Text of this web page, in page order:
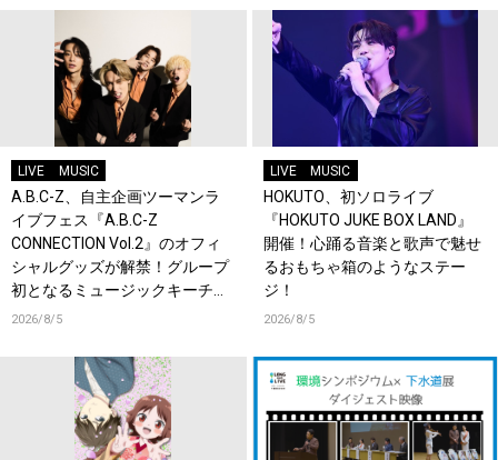
LIVE MUSIC
A.B.C-Z、自主企画ツーマンラ
イブフェス『A.B.C-Z
CONNECTION Vol.2』のオフィ
シャルグッズが解禁！グループ
初となるミュージックキーチェ
ーンが登場！
2026/8/5
LIVE MUSIC
HOKUTO、初ソロライブ
『HOKUTO JUKE BOX LAND』
開催！心踊る音楽と歌声で魅せ
るおもちゃ箱のようなステー
ジ！
2026/8/5